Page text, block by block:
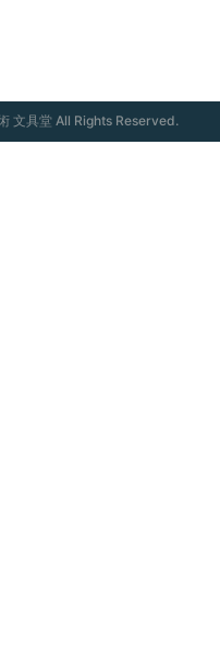
文具堂 All Rights Reserved.